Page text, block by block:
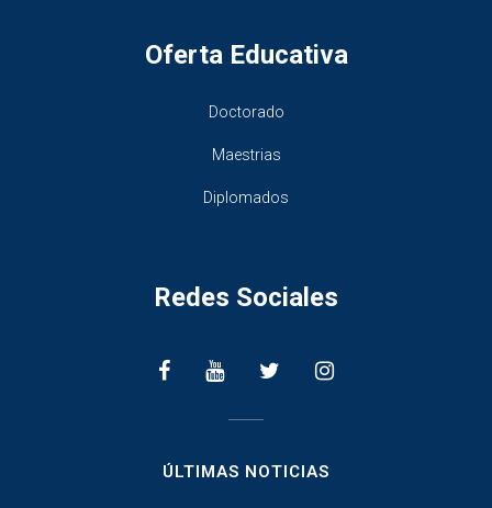
Oferta Educativa
Doctorado
Maestrias
Diplomados
Redes Sociales
ÚLTIMAS NOTICIAS